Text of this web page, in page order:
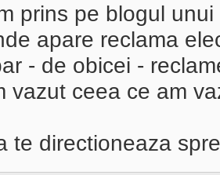
prins pe blogul
apare reclama
- de obicei -
vazut ceea ce am
te directioneaza